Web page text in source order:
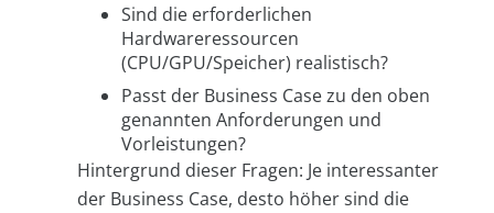
Sind die erforderlichen
Hardwareressourcen
(CPU/GPU/Speicher) realistisch?
Passt der Business Case zu den oben
genannten Anforderungen und
Vorleistungen?
Hintergrund dieser Fragen: Je interessanter
der Business Case, desto höher sind die